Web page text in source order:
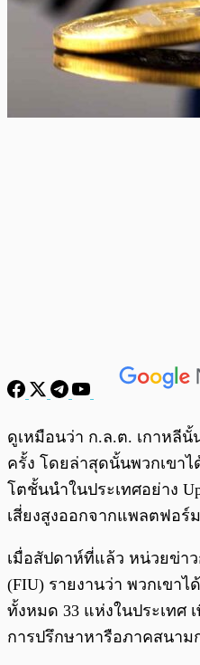
พร้อมเล่น
ดูเหมือนว่า ก.ล.ต. เกาหลีนั้
ครั้ง โดยล่าสุดนั้นพวกเขาไ
โตชั้นนำในประเทศอย่าง
เสี่ยงสูงออกจากแพลตฟอร์ม
เมื่อสัปดาห์ที่แล้ว หน่วยข่าว
(FIU) รายงานว่า พวกเขา
ทั้งหมด 33 แห่งในประเทศ
การปรึกษาหารือภาคสนา